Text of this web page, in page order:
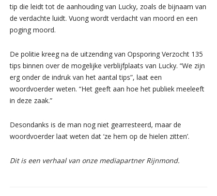
tip die leidt tot de aanhouding van Lucky, zoals de bijnaam van
de verdachte luidt. Vuong wordt verdacht van moord en een
poging moord.
De politie kreeg na de uitzending van Opsporing Verzocht 135
tips binnen over de mogelijke verblijfplaats van Lucky. “We zijn
erg onder de indruk van het aantal tips”, laat een
woordvoerder weten. “Het geeft aan hoe het publiek meeleeft
in deze zaak.”
Desondanks is de man nog niet gearresteerd, maar de
woordvoerder laat weten dat ‘ze hem op de hielen zitten’.
Dit is een verhaal van onze mediapartner Rijnmond.